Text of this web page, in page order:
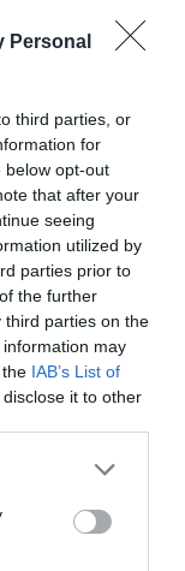
Personal
third parties, or
for
below opt-out
that after your
seeing
utilized by
parties prior to
the further
third parties on the
information may
IAB’s List of
it to other
στην
ο οποίος
Πετιπά, ο
designer
Τζιόγκας
της ΕΛΣ
ερμηνεύουν
Γιανγκ
η Α΄
Μπίκος
Σχολής